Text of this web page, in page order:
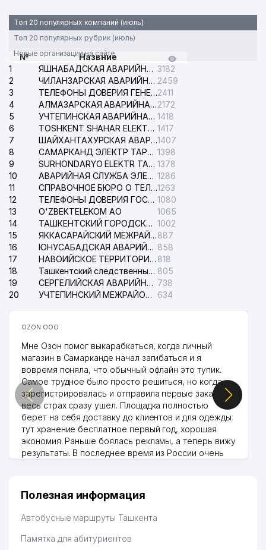
Топ 20 популярных компаний (июль)
Топ 20 популярных рубрик (июль)
Новые организации на сайте
№
Назвние
1
ЯШНАБАДСКАЯ АВАРИЙНАЯ СЛУЖБА ЭЛЕКТРОСЕТИ 3182
2
ЧИЛАНЗАРСКАЯ АВАРИЙНАЯ СЛУЖБА ЭЛЕКТРОСЕТИ 2459
3
ТЕЛЕФОНЫ ДОВЕРИЯ ГЕНЕРАЛЬНОЙ ПРОКУРАТУРЫ РЕСПУБЛИКИ УЗБЕКИСТАН2411
4
АЛМАЗАРСКАЯ АВАРИЙНАЯ СЛУЖБА ЭЛЕКТРОСЕТИ2172
5
УЧТЕПИНСКАЯ АВАРИЙНАЯ СЛУЖБА ЭЛЕКТРОСЕТИ 1418
6
TOSHKENT SHAHAR ELEKTR TARMOQLARI KORXONASI АО 1417
7
ШАЙХАНТАХУРСКАЯ АВАРИЙНАЯ СЛУЖБА ЭЛЕКТРОСЕТИ1407
8
САМАРКАНД ЭЛЕКТР ТАРМОКЛАРИ АО 1398
9
SURHONDARYO ELEKTR TARMOKLARI АО 1378
10
АВАРИЙНАЯ СЛУЖБА ЭЛЕКТРОСЕТИ ТАШКЕНТСКОГО РАЙОНА 1286
11
СПРАВОЧНОЕ БЮРО О ТЕЛЕФОНАХ ОРГАНИЗАЦИЙ г. ТАШКЕНТА1263
12
ТЕЛЕФОНЫ ДОВЕРИЯ ГОСУДАРСТВЕННОГО ЦЕНТРА ТЕСТИРОВАНИЯ 1080
13
O'ZBEKTELEKOM АО
1065
14
ТАШКЕНТСКИЙ ГОРОДСКОЙ СУД ПО ГРАЖДАНСКИМ ДЕЛАМ 1002
15
ЯККАСАРАЙСКИЙ МЕЖРАЙОННЫЙ СУД ПО ГРАЖДАНСКИМ ДЕЛАМ887
16
ЮНУСАБАДСКАЯ АВАРИЙНАЯ СЛУЖБА ЭЛЕКТРОСЕТИ 858
17
НАВОИЙСКОЕ ТЕРРИТОРИАЛЬНОЕ ПРЕДПРИЯТИЕ ЭЛЕКТРОСЕТИ АО 818
18
Ташкентский следственный изолятор 805
19
СЕРГЕЛИЙСКАЯ АВАРИЙНАЯ СЛУЖБА ЭЛЕКТРОСЕТИ 738
20
УЧТЕПИНСКИЙ МЕЖРАЙОННЫЙ СУД ПО ГРАЖДАНСКИМ ДЕЛАМ 634
OZON ООО
Мне Озон помог выкарабкаться, когда личный
магазин в Самарканде начал загибаться и я
вовремя поняла, что обычный офлайн это тупик.
Самое трудное было просто решиться, но когда
зарегистрировалась и отправила первые заказы,
весь страх сразу ушел. Площадка полностью
берет на себя доставку до клиентов и для одежды
тут хранение бесплатное первый год, хорошая
экономия. Раньше боялась рекламы, а теперь вижу
результаты. В последнее время из России очень
Hamida 03.08.2026 12:45:39
Полезная информация
Автобусные маршруты Ташкента
Памятка для абитуриентов